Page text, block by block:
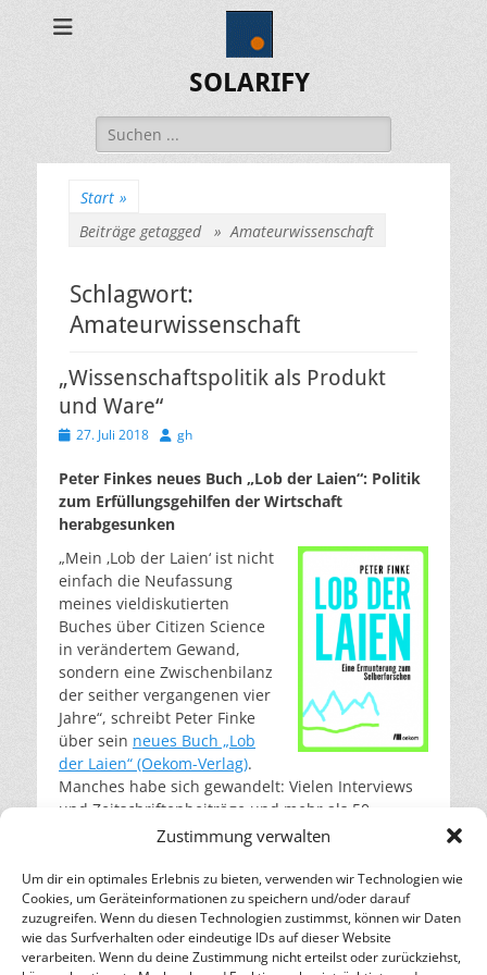
Zustimmung verwalten
Um dir ein optimales Erlebnis zu bieten, verwenden wir Technologien wie
Cookies, um Geräteinformationen zu speichern und/oder darauf
zuzugreifen. Wenn du diesen Technologien zustimmst, können wir Daten
wie das Surfverhalten oder eindeutige IDs auf dieser Website
verarbeiten. Wenn du deine Zustimmung nicht erteilst oder zurückziehst,
SOLARIFY
Suchen
nach:
Start »
Beiträge getagged »Amateurwissenschaft
Schlagwort:
Amateurwissenschaft
„Wissenschaftspolitik als Produkt
und Ware“
Veröffentlicht
27. Juli 2018 Autor
gh
Peter Finkes neues Buch „Lob der Laien“: Politik
zum Erfüllungsgehilfen der Wirtschaft
herabgesunken
„Mein ‚Lob der Laien‘ ist nicht
einfach die Neufassung
meines vieldiskutierten
Buches über Citizen Science
in verändertem Gewand,
sondern eine Zwischenbilanz
der seither vergangenen vier
Jahre“, schreibt Peter Finke
über sein neues Buch „Lob
der Laien“ (Oekom-Verlag).
Manches habe sich gewandelt: Vielen Interviews
und Zeitschriftenbeiträge und mehr als 50
Vorträge bei „sehr unterschiedlichen
Spuren hinterlassen. Neun davon habe ich dafür
ausgewählt und bearbeitet.“weiterlesen…